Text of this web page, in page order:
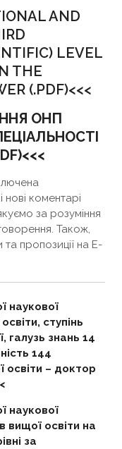
AND
LEVEL
THE
(.PDF)<<<
ОНП
коментарі
за розуміння
Також,
пропозиції на E-
наукової
ступінь
галузь знань 14
144
освіти – доктор
наукової
вищої освіти на
за